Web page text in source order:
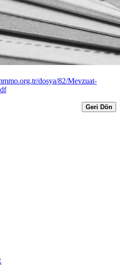
(3 Nolu KDV
dosya/82/Mevzuat-
Geri Dön